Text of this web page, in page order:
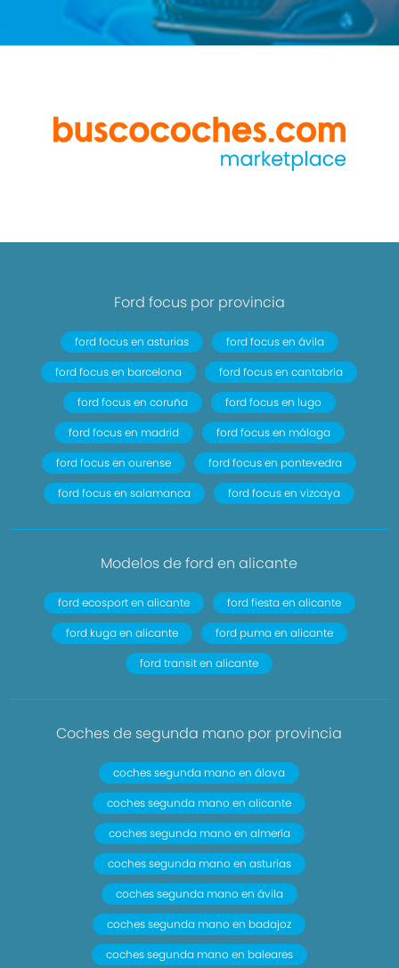
Ford focus por provincia
ford focus en asturias
ford focus en ávila
ford focus en barcelona
ford focus en cantabria
ford focus en coruña
ford focus en lugo
ford focus en madrid
ford focus en málaga
ford focus en ourense
ford focus en pontevedra
ford focus en salamanca
ford focus en vizcaya
Modelos de ford en alicante
ford ecosport en alicante
ford fiesta en alicante
ford kuga en alicante
ford puma en alicante
ford transit en alicante
Coches de segunda mano por provincia
coches segunda mano en álava
coches segunda mano en alicante
coches segunda mano en almería
coches segunda mano en asturias
coches segunda mano en ávila
coches segunda mano en badajoz
coches segunda mano en baleares